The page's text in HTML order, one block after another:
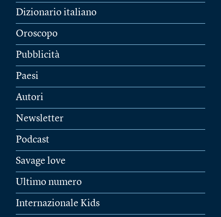
Dizionario italiano
Oroscopo
Pubblicità
Paesi
Autori
Newsletter
Podcast
Savage love
Ultimo numero
Internazionale Kids